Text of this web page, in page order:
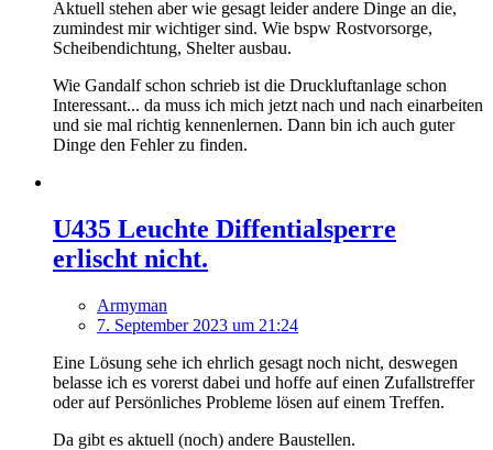
Aktuell stehen aber wie gesagt leider andere Dinge an die,
zumindest mir wichtiger sind. Wie bspw Rostvorsorge,
Scheibendichtung, Shelter ausbau.
Wie Gandalf schon schrieb ist die Druckluftanlage schon
Interessant... da muss ich mich jetzt nach und nach einarbeiten
und sie mal richtig kennenlernen. Dann bin ich auch guter
Dinge den Fehler zu finden.
U435 Leuchte Diffentialsperre
erlischt nicht.
Armyman
7. September 2023 um 21:24
Eine Lösung sehe ich ehrlich gesagt noch nicht, deswegen
belasse ich es vorerst dabei und hoffe auf einen Zufallstreffer
oder auf Persönliches Probleme lösen auf einem Treffen.
Da gibt es aktuell (noch) andere Baustellen.